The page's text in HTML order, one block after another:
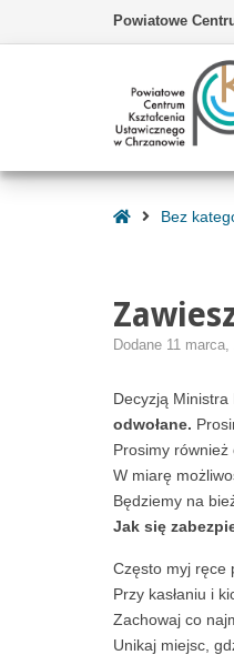
–
Powiatowe
StronaBez
Dodane 11 marca,
Decyzją
odwołane.
Prosimy
W miarę
Będziemy na
Jak się
Często myj ręce
Przy kasłaniu i
Zachowaj co
Unikaj miejsc,